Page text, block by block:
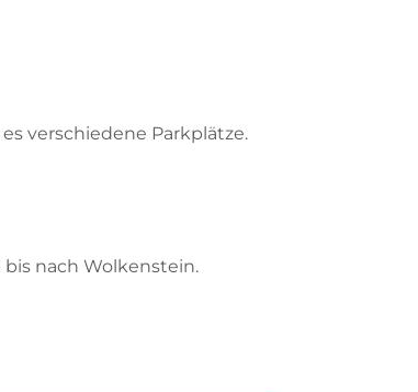
verschiedene Parkplätze.
nach Wolkenstein.